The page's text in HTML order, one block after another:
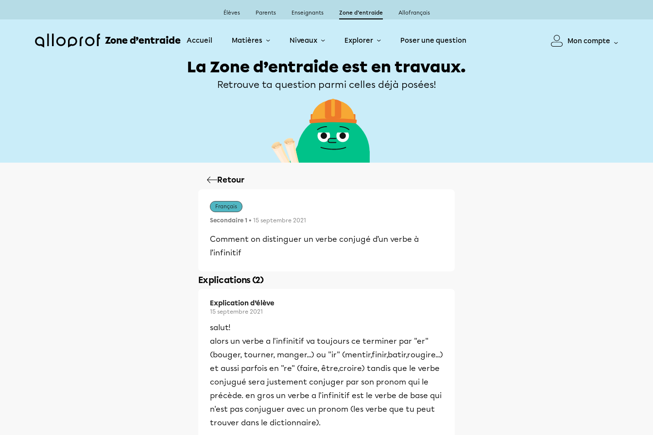
Élèves Parents Enseignants Zone d’entraide Allofrançais
Zone d’entraide Accueil Matières Niveaux Explorer Poser une question Mon compte
La Zone d’entraide est en travaux.
Retrouve ta question parmi celles déjà posées!
Retour
Français
Secondaire 1 • 15 septembre 2021
Comment on distinguer un verbe conjugé d’un verbe à
l’infinitif
Explications (2)
Explication d’élève
15 septembre 2021
salut!
alors un verbe a l'infinitif va toujours ce terminer par ''er''
(bouger, tourner, manger...) ou ''ir'' (mentir,finir,batir,rougire...)
et aussi parfois en ''re'' (faire, être,croire) tandis que le verbe
conjugué sera justement conjuger par son pronom qui le
précède. en gros un verbe a l'infinitif est le verbe de base qui
n'est pas conjuguer avec un pronom (les verbe que tu peut
trouver dans le dictionnaire).